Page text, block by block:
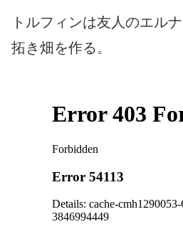
トルフィンは友人のエル
拓き畑を作る。